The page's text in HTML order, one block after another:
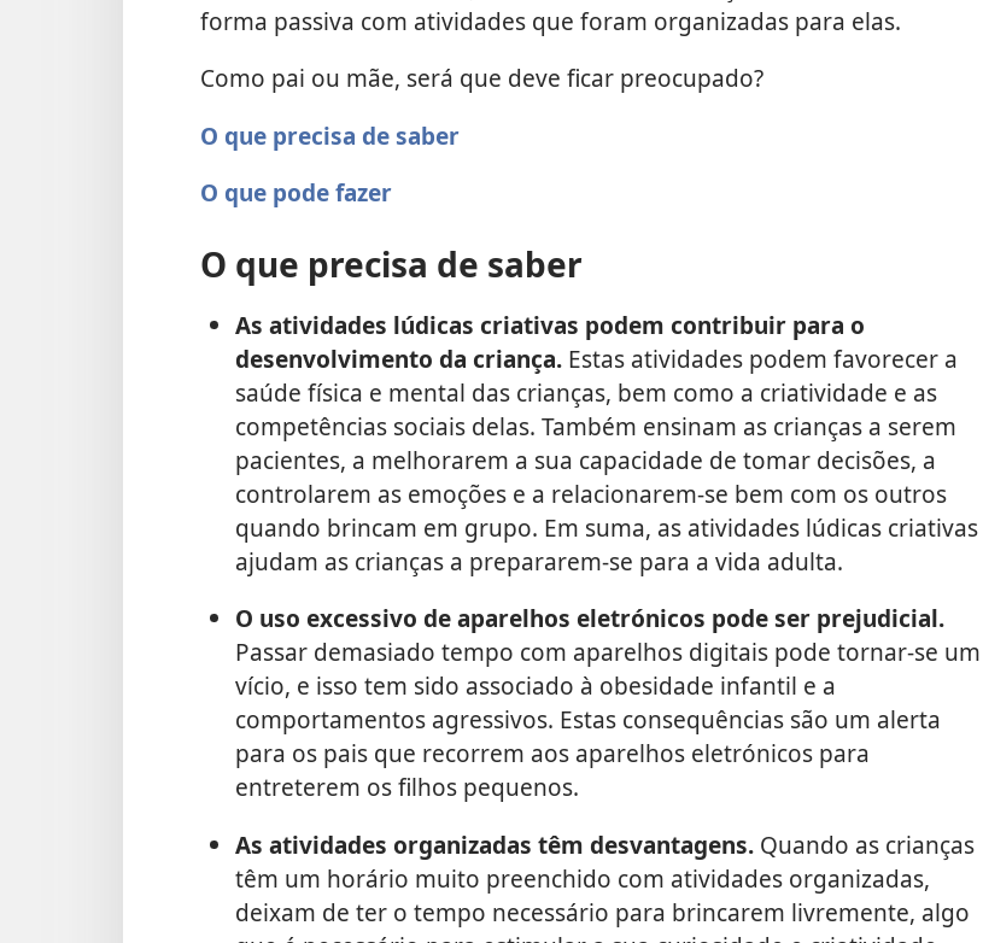
forma passiva com atividades que foram organizadas para elas.
Como pai ou mãe, será que deve ficar preocupado?
O que precisa de saber
O que pode fazer
O que precisa de saber
As atividades lúdicas criativas podem contribuir para o
desenvolvimento da criança.Estas atividades podem favorecer a
saúde física e mental das crianças, bem como a criatividade e as
competências sociais delas. Também ensinam as crianças a serem
pacientes, a melhorarem a sua capacidade de tomar decisões, a
controlarem as emoções e a relacionarem-se bem com os outros
quando brincam em grupo. Em suma, as atividades lúdicas criativas
ajudam as crianças a prepararem-se para a vida adulta.
O uso excessivo de aparelhos eletrónicos pode ser prejudicial.
Passar demasiado tempo com aparelhos digitais pode tornar-se um
vício, e isso tem sido associado à obesidade infantil e a
comportamentos agressivos. Estas consequências são um alerta
para os pais que recorrem aos aparelhos eletrónicos para
entreterem os filhos pequenos.
As atividades organizadas têm desvantagens.Quando as crianças
têm um horário muito preenchido com atividades organizadas,
deixam de ter o tempo necessário para brincarem livremente, algo